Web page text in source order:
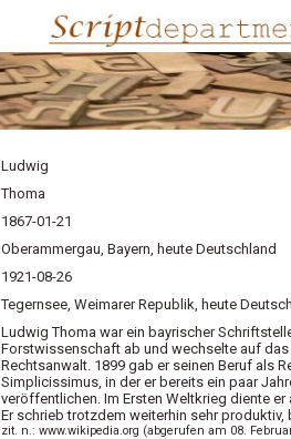
Ludwig
Thoma
1867-01-21
Oberammergau, Bayern, heute Deutschland
1921-08-26
Tegernsee, Weimarer Republik, heute
Ludwig Thoma war ein bayrischer
Forstwissenschaft ab und wechselte auf
Rechtsanwalt. 1899 gab er seinen Beruf als
Simplicissimus, in der er bereits ein paar
veröffentlichen. Im Ersten Weltkrieg diente
Er schrieb trotzdem weiterhin sehr
zit. n.: www.wikipedia.org (abgerufen am 08.